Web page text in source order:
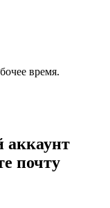
время.
аккаунт
почту